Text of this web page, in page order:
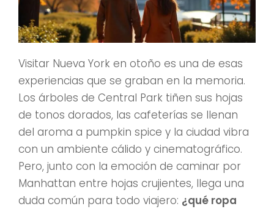
Visitar Nueva York en otoño es una de esas
experiencias que se graban en la memoria.
Los árboles de Central Park tiñen sus hojas
de tonos dorados, las cafeterías se llenan
del aroma a pumpkin spice y la ciudad vibra
con un ambiente cálido y cinematográfico.
Pero, junto con la emoción de caminar por
Manhattan entre hojas crujientes, llega una
duda común para todo viajero: ¿qué ropa